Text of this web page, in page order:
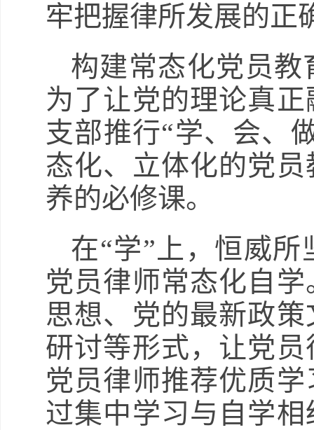
牢把握律所发展的正
构建常态化党员
为了让党的理论真
支部推行“学、会、
态化、立体化的党
养的必修课。
在“学”上，恒威
党员律师常态化自
思想、党的最新政
研讨等形式，让党
党员律师推荐优质
过集中学习与自学